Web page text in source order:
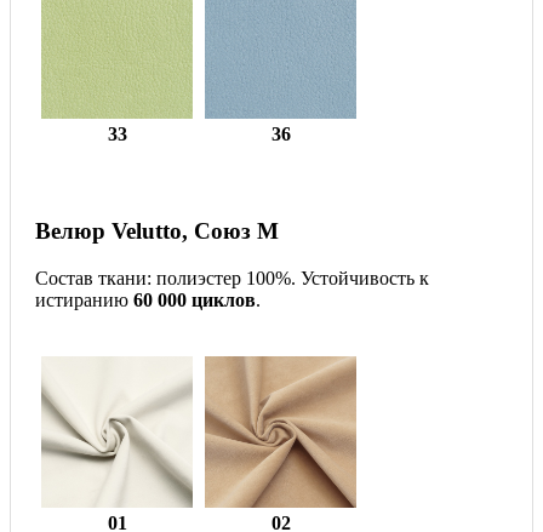
33 36
Велюр Velutto, Союз М
Состав ткани: полиэстер 100%. Устойчивость к
истиранию 60 000 циклов.
01 02